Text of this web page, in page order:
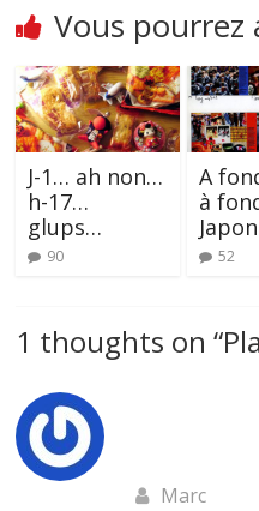
Vous pourrez
J-1… ah non…
h-17…
glups…
90
A
à
52
1 thoughts on “
Marc